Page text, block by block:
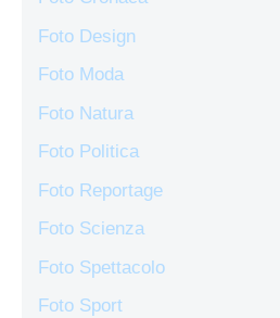
Foto Design
Foto Moda
Foto Natura
Foto Politica
Foto Reportage
Foto Scienza
Foto Spettacolo
Foto Sport